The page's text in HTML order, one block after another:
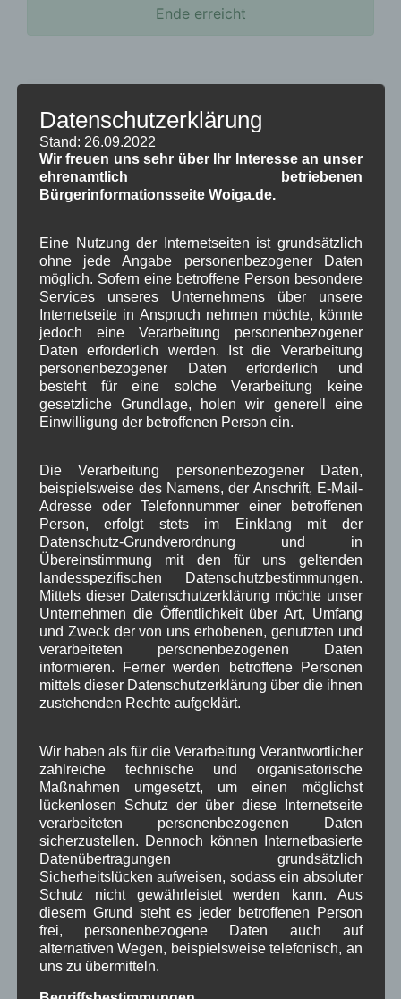
Ende erreicht
Kategorien für Beiträge
Dorferneuerung
(154)
Gemeinderat
(128)
in Wallgau(1.091)
Kommunalpolitik(85)
Pressespiegel(282)
um Wallgau
(258)
Wallgau im Netz(65)
Schlagwörter
Arbeitsmarkt ,Asyl , Bauvorhaben ,
Bildergalerie , Brauchtum , Corona ,
Dorferneuerung , Dorfleben ,
Dorfplatz ,Energiewende , Fest ,G7 ,
Gesundheit , Gewerbe ,Haushalt ,
historische Bilder , Infrastruktur ,Isarkies ,
Kirche , Kunsthandwerk ,Landwirtschaft
Schule , Sport , Tagespflege Tourismus ,
TV ,Umfrage Veranstaltung , Verkehr ,
Verwaltung , Video ,
Vorstand Dorferneuerung , Woiga.de ,
Zeitung , Zigarettensteig
Bauernregel im August
Datenschutzerklärung
Stand: 26.09.2022
Wir freuen uns sehr über Ihr Interesse an unser
ehrenamtlich betriebenen
Bürgerinformationsseite Woiga.de.
Eine Nutzung der Internetseiten ist grundsätzlich
ohne jede Angabe personenbezogener Daten
möglich. Sofern eine betroffene Person besondere
Services unseres Unternehmens über unsere
Internetseite in Anspruch nehmen möchte, könnte
jedoch eine Verarbeitung personenbezogener
Daten erforderlich werden. Ist die Verarbeitung
personenbezogener Daten erforderlich und
besteht für eine solche Verarbeitung keine
gesetzliche Grundlage, holen wir generell eine
Einwilligung der betroffenen Person ein.
Die Verarbeitung personenbezogener Daten,
beispielsweise des Namens, der Anschrift, E-Mail-
Adresse oder Telefonnummer einer betroffenen
Person, erfolgt stets im Einklang mit der
Datenschutz-Grundverordnung und in
Übereinstimmung mit den für uns geltenden
landesspezifischen Datenschutzbestimmungen.
Mittels dieser Datenschutzerklärung möchte unser
Unternehmen die Öffentlichkeit über Art, Umfang
und Zweck der von uns erhobenen, genutzten und
verarbeiteten personenbezogenen Daten
informieren. Ferner werden betroffene Personen
mittels dieser Datenschutzerklärung über die ihnen
zustehenden Rechte aufgeklärt.
Wir haben als für die Verarbeitung Verantwortlicher
zahlreiche technische und organisatorische
Maßnahmen umgesetzt, um einen möglichst
lückenlosen Schutz der über diese Internetseite
verarbeiteten personenbezogenen Daten
sicherzustellen. Dennoch können Internetbasierte
Datenübertragungen grundsätzlich
Sicherheitslücken aufweisen, sodass ein absoluter
Schutz nicht gewährleistet werden kann. Aus
diesem Grund steht es jeder betroffenen Person
frei, personenbezogene Daten auch auf
alternativen Wegen, beispielsweise telefonisch, an
uns zu übermitteln.